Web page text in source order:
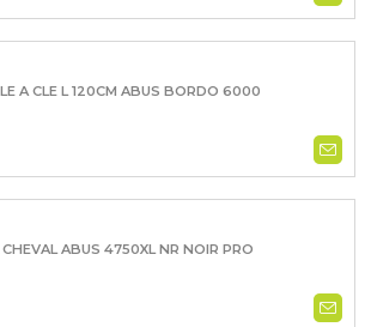
A CLE L 120CM ABUS BORDO 6000
ABUS 4750XL NR NOIR PRO